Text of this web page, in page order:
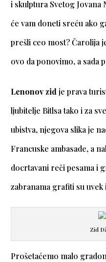
i skulptura Svetog Jovana
će vam doneti sreću ako
prešli ceo most? Čarolija
ovo da ponovimo, a sada
Lenonov zidje prava
ljubitelje Bitlsa tako i za
ubistva, njegova slika je
Francuske ambasade, a
docrtavani reči pesama i
zabranama grafiti su uvek
Zid
Prošetaćemo malo